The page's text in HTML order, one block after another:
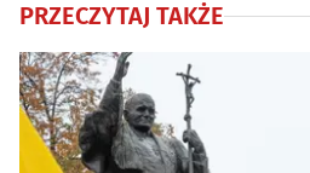
PRZECZYTAJ TAKŻE